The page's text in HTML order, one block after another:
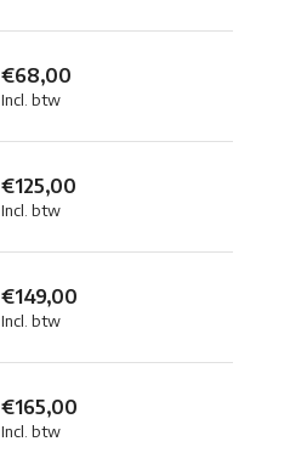
€68,00
Incl. btw
€125,00
Incl. btw
€149,00
Incl. btw
€165,00
Incl. btw